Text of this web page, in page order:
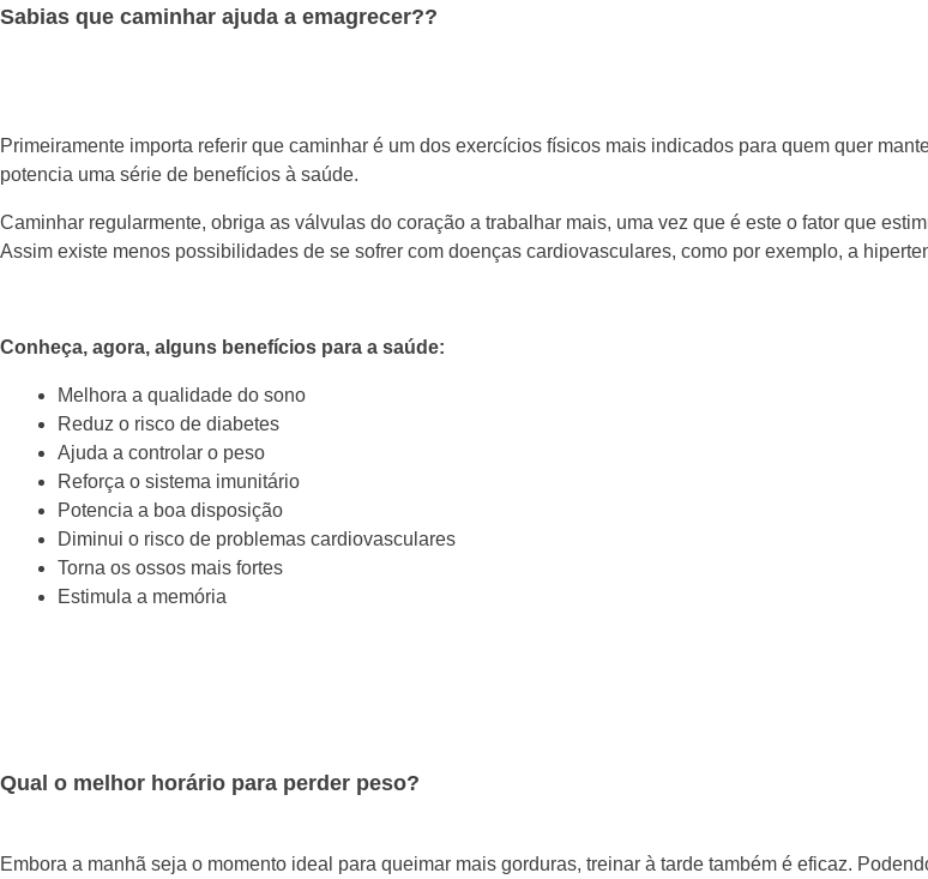
Sabias que caminhar ajuda a emagrecer??
Primeiramente importa referir que caminhar é um dos exercícios físicos mais indicados para quem quer
potencia uma série de benefícios à saúde.
Caminhar regularmente, obriga as válvulas do coração a trabalhar mais, uma vez que é este o fator que
Assim existe menos possibilidades de se sofrer com doenças cardiovasculares, como por exemplo, a
Conheça, agora, alguns benefícios para a saúde:
Melhora a qualidade do sono
Reduz o risco de diabetes
Ajuda a controlar o peso
Reforça o sistema imunitário
Potencia a boa disposição
Diminui o risco de problemas cardiovasculares
Torna os ossos mais fortes
Estimula a memória
Qual o melhor horário para perder peso?
Embora a manhã seja o momento ideal para queimar mais gorduras, treinar à tarde também é eficaz.